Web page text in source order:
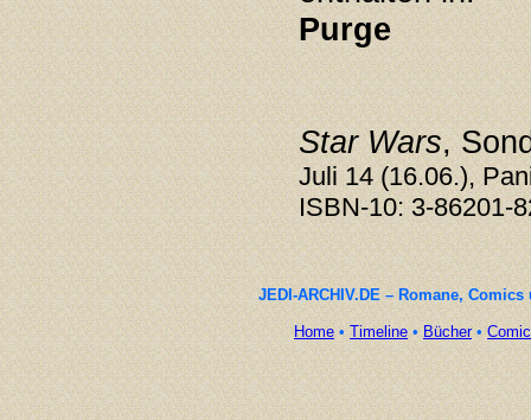
Purge
Star Wars,
Juli 14 (16.06.),
ISBN-10: 3-86201-
JEDI-ARCHIV.DE – Romane,
Home •Timeline •Bücher•